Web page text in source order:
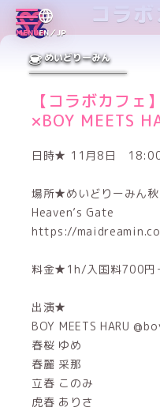
MENUEN／JP
めいどりーみん
コラ
【コラボカフェ
×BOY MEETS
日時★ 11月8日
場所★めいどりーみん秋
Heaven’s Gate
https://
料金★1h/入国料700円
出演★
BOY MEETS HARU
春桜 ゆめ
春麗 采那
立春 このみ
虎春 ありさ